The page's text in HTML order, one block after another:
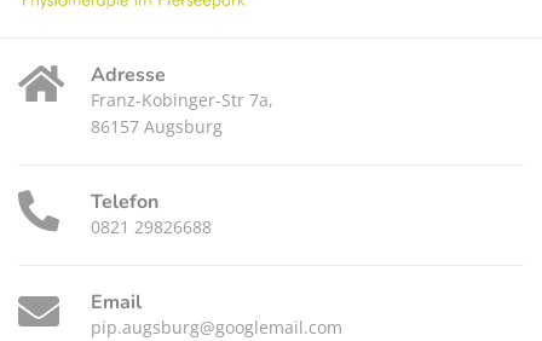
Adresse
Franz-Kobinger-Str 7a,
86157 Augsburg
Telefon
0821 29826688
Email
pip.augsburg@googlemail.com